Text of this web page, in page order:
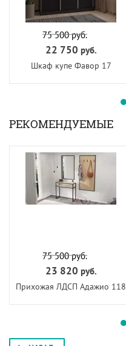
75 500руб.
22 750 руб.
Шкаф купе Фавор 17
РЕКОМЕНДУЕМЫЕ
75 500руб.
23 820 руб.
Прихожая ЛДСП Адажио 118